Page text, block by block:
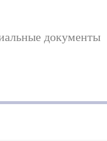
документы